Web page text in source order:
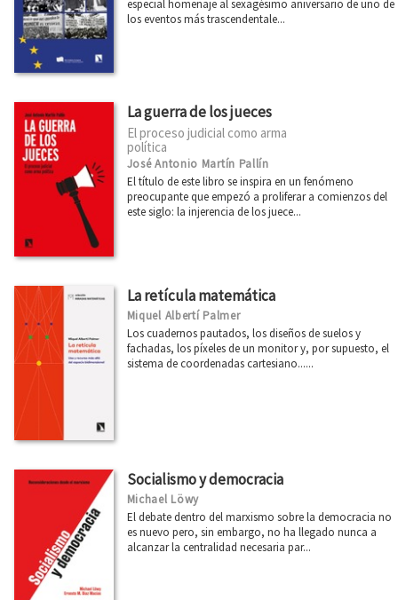
especial homenaje al sexagésimo aniversario de uno de
los eventos más trascendentale...
La guerra de los jueces
El proceso judicial como arma
política
José Antonio Martín Pallín
El título de este libro se inspira en un fenómeno
preocupante que empezó a proliferar a comienzos del
este siglo: la injerencia de los juece...
La retícula matemática
Miquel Albertí Palmer
Los cuadernos pautados, los diseños de suelos y
fachadas, los píxeles de un monitor y, por supuesto, el
sistema de coordenadas cartesiano......
Socialismo y democracia
Michael Löwy
El debate dentro del marxismo sobre la democracia no
es nuevo pero, sin embargo, no ha llegado nunca a
alcanzar la centralidad necesaria par...